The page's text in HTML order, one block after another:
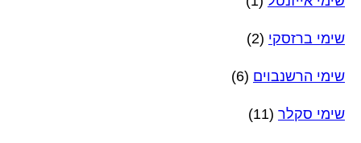
שימי ברזסקי (2)
שימי הרשנבוים (6)
שימי סקלר (11)